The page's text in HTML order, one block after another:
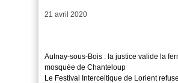
Date
21 avril 2020
Aulnay-sous-Bois : la justice valide la
mosquée de Chanteloup
Le Festival Interceltique de Lorient